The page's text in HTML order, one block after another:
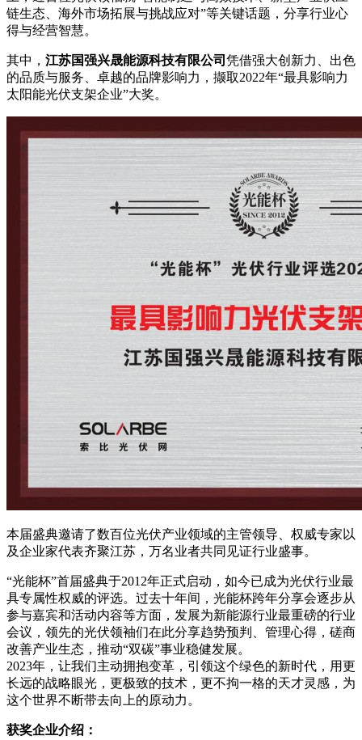
链生态、海外市场拓展与挑战应对”等关键话题，分享行业心
得与经营智慧。
其中， 江苏国强兴晟能源科技有限公司 凭借强大创新力、出色
的品质与服务、卓越的品牌影响力，撷取2022年“最具影响力
太阳能光伏支架企业”大奖。
本届盛典邀请了数百位光伏产业领域的主管领导、权威专家以
及企业家代表齐聚江苏，万名业者共同见证行业盛事。
“光能杯”首届盛典于2012年正式启动，如今已成为光伏行业最
具专属性权威的评选。过去十年间，光能杯跨年分享会逐步从
参与嘉宾和活动内容等方面，发展为新能源行业最重磅的行业
会议，领先的光伏领袖们在此分享趋势预判、管理心得，磋商
改善产业生态，推动“双碳”事业稳健发展。
2023年，让我们主动拥抱变革，引领这个绿色的新时代，用更
长远的战略眼光，更极致的技术，更不拘一格的天才灵感，为
这个世界不断带去向上的原动力。
获奖企业介绍：